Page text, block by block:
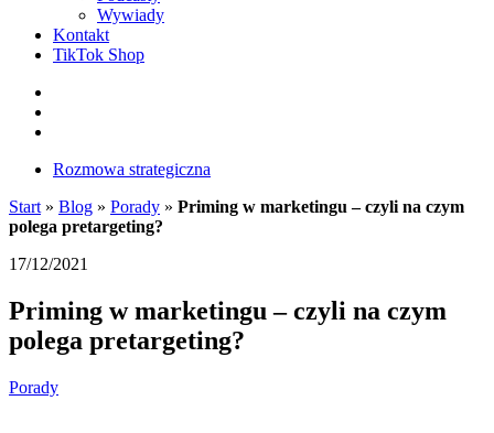
Wywiady
Kontakt
TikTok Shop
Rozmowa strategiczna
Start » Blog » Porady » Priming w marketingu – czyli na czym
polega pretargeting?
17/12/2021
Priming w marketingu – czyli na czym
polega pretargeting?
Porady